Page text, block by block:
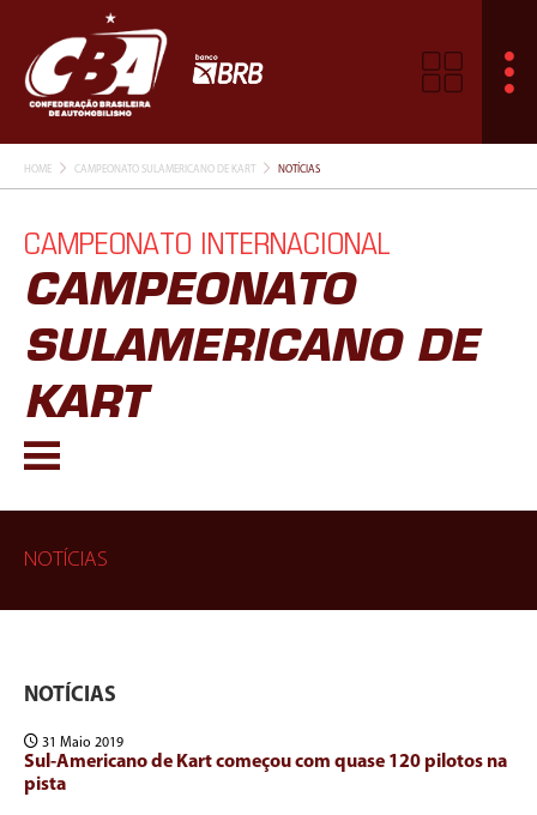
HOME CAMPEONATO SULAMERICANO DE KART NOTÍCIAS
CAMPEONATO INTERNACIONAL
CAMPEONATO
SULAMERICANO DE
KART
NOTÍCIAS
NOTÍCIAS
31 Maio 2019
Sul-Americano de Kart começou com quase 120 pilotos na
pista